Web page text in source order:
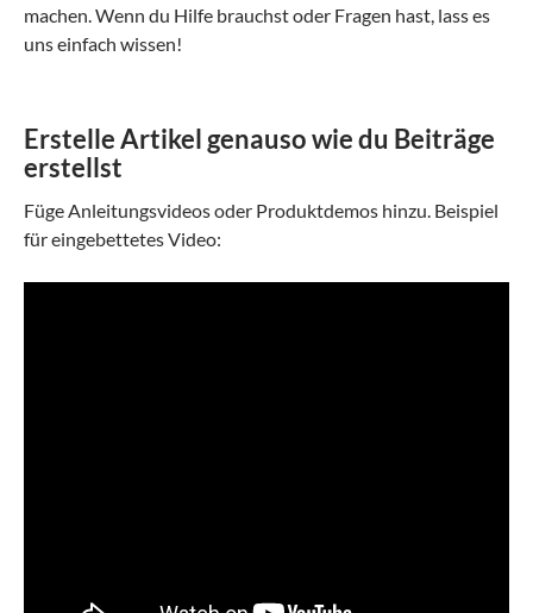
machen. Wenn du Hilfe brauchst oder Fragen hast, lass es
uns einfach wissen!
Erstelle Artikel genauso wie du Beiträge
erstellst
Füge Anleitungsvideos oder Produktdemos hinzu. Beispiel
für eingebettetes Video: